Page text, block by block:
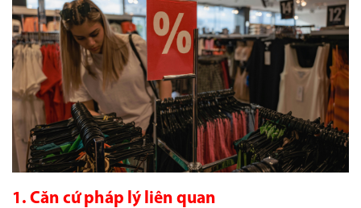
1. Căn cứ pháp lý liên quan